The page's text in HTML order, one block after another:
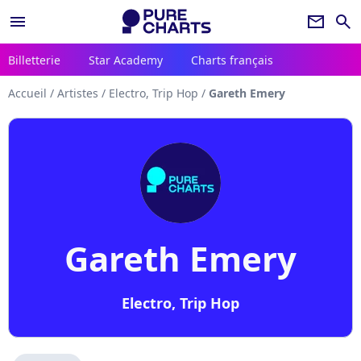
menu newsletter search
Billetterie Star Academy Charts français
Accueil / Artistes / Electro, Trip Hop / Gareth Emery
Gareth Emery
Electro, Trip Hop